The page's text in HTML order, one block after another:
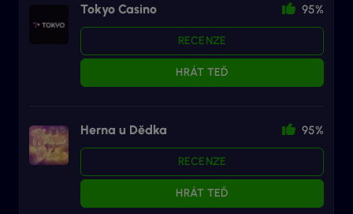
Tokyo Casino 95%
RECENZE
HRÁT TEĎ
Herna u Dědka 95%
RECENZE
HRÁT TEĎ